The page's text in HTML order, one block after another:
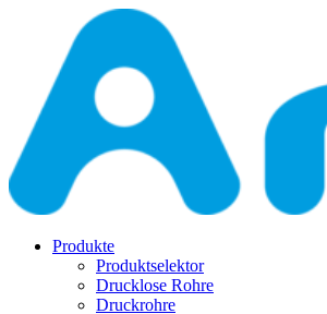
Produkte
Produktselektor
Drucklose Rohre
Druckrohre